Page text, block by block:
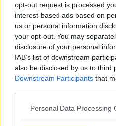
opt-out request is processed
interest-based ads based on
us or personal information
your opt-out. You may
disclosure of your personal
IAB’s list of downstream
also be disclosed by us to third
Downstream Participants that
Personal Data Processing
Cache: on | Queries: 1 | Generation time: